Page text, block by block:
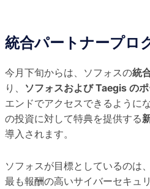
統合パートナープロ
今月下旬からは、ソフォスの統
り、 ソフォスおよび Taegis の
エンドでアクセスできるように
の投資に対して特典を提供する
導入されます。
ソフォスが目標としているのは
最も報酬の高いサイバーセキュ